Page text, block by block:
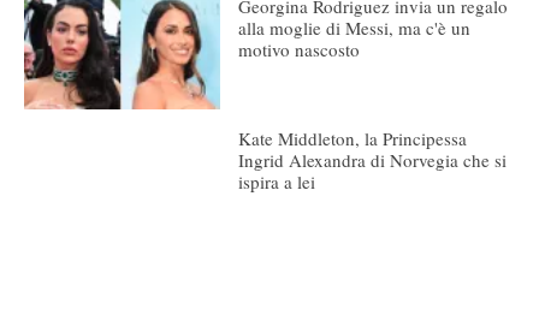
Georgina Rodriguez invia un regalo
alla moglie di Messi, ma c'è un
motivo nascosto
Kate Middleton, la Principessa
Ingrid Alexandra di Norvegia che si
ispira a lei